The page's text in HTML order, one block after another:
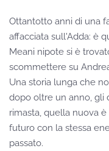
Ottantotto anni di una
affacciata sull'Adda: è
Meani nipote si è
scommettere su
Una storia lunga che
dopo oltre un anno, gli
rimasta, quella nuova è
futuro con la stessa
passato.